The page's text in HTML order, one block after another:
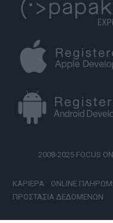
2008-2025 FOCUS
ΚΑΡΙΕΡΑ ONLINE
ΠΡΟΣΤΑΣΙΑ ΔΕΔΟΜΕΝΩΝ